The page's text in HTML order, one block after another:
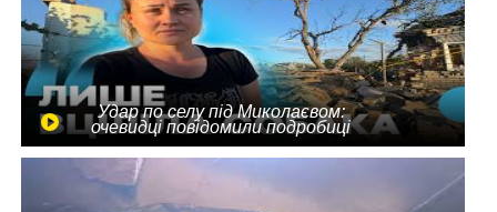
Удар по селу під Миколаєвом:
очевидці повідомили подробиці